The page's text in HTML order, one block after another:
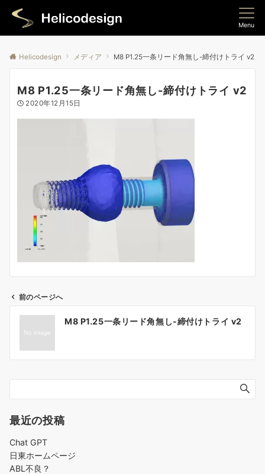
Menu
Helicodesign メディア M8 P1.25一条リード角無し-締付けトライ v2
M8 P1.25一条リード角無し-締付けトライ v2
2020年12月15日
シ
ョ
前のページへ
M8 P1.25一条リード角無し-締付けトライ v2
最近の投稿
Chat GPT
日東ホームページ
ABL不良？